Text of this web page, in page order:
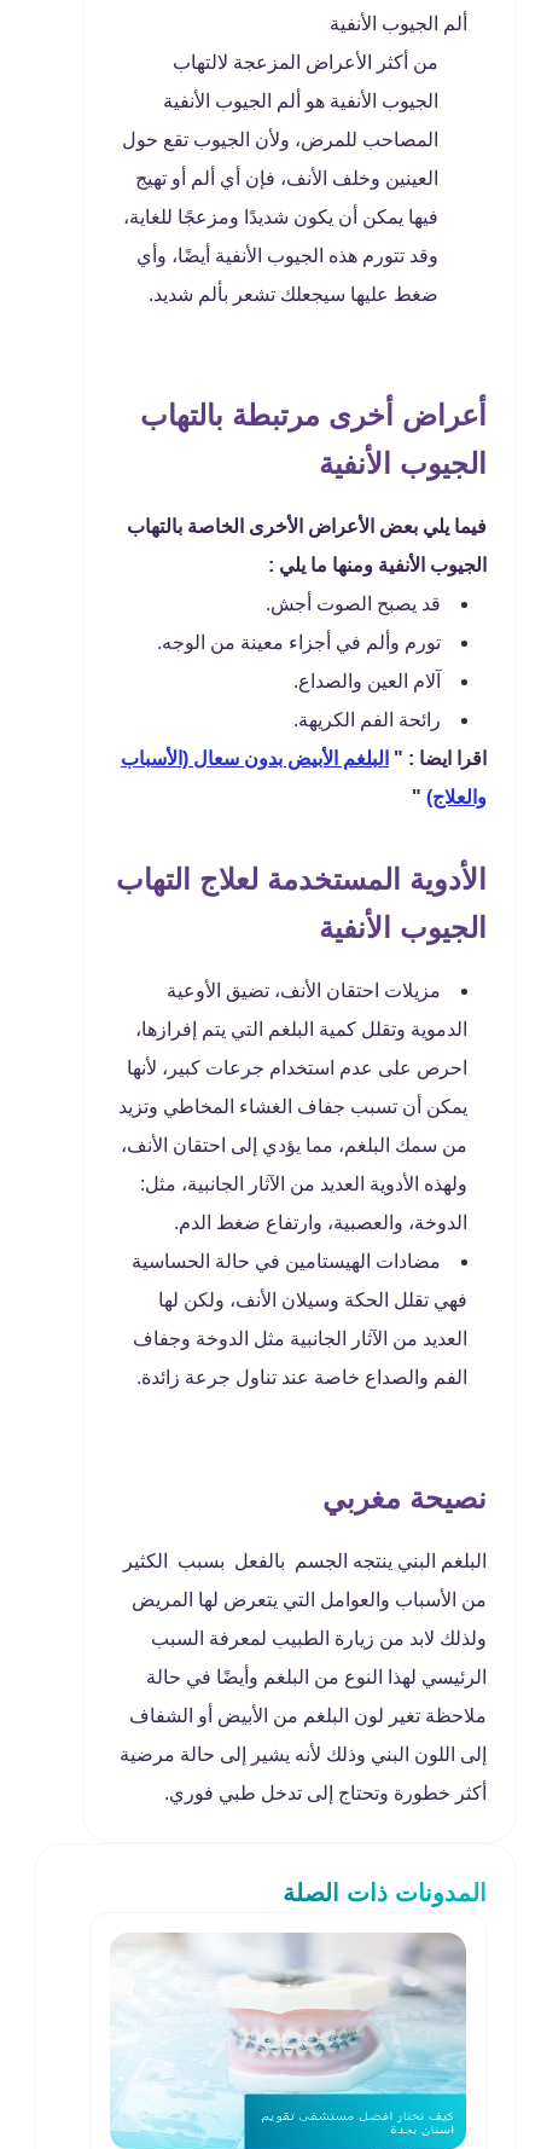
ألم الجيوب الأنفية
من أكثر الأعراض المزعجة لالتهاب
الجيوب الأنفية هو ألم الجيوب الأنفية
المصاحب للمرض، ولأن الجيوب تقع حول
العينين وخلف الأنف، فإن أي ألم أو تهيج
فيها يمكن أن يكون شديدًا ومزعجًا للغاية،
وقد تتورم هذه الجيوب الأنفية أيضًا، وأي
ضغط عليها سيجعلك تشعر بألم شديد.
أعراض أخرى مرتبطة بالتهاب
الجيوب الأنفية
فيما يلي بعض الأعراض الأخرى الخاصة بالتهاب
الجيوب الأنفية ومنها ما يلي :
قد يصبح الصوت أجش.
تورم وألم في أجزاء معينة من الوجه.
آلام العين والصداع.
رائحة الفم الكريهة.
اقرا ايضا : " البلغم الأبيض بدون سعال (الأسباب
والعلاج) "
الأدوية المستخدمة لعلاج التهاب
الجيوب الأنفية
مزيلات احتقان الأنف، تضيق الأوعية
الدموية وتقلل كمية البلغم التي يتم إفرازها،
احرص على عدم استخدام جرعات كبير، لأنها
يمكن أن تسبب جفاف الغشاء المخاطي وتزيد
من سمك البلغم، مما يؤدي إلى احتقان الأنف،
ولهذه الأدوية العديد من الآثار الجانبية، مثل:
الدوخة، والعصبية، وارتفاع ضغط الدم.
مضادات الهيستامين في حالة الحساسية
فهي تقلل الحكة وسيلان الأنف، ولكن لها
العديد من الآثار الجانبية مثل الدوخة وجفاف
الفم والصداع خاصة عند تناول جرعة زائدة.
نصيحة مغربي
البلغم البني ينتجه الجسم بالفعل بسبب الكثير
من الأسباب والعوامل التي يتعرض لها المريض
ولذلك لابد من زيارة الطبيب لمعرفة السبب
الرئيسي لهذا النوع من البلغم وأيضًا في حالة
ملاحظة تغير لون البلغم من الأبيض أو الشفاف
إلى اللون البني وذلك لأنه يشير إلى حالة مرضية
أكثر خطورة وتحتاج إلى تدخل طبي فوري.
المدونات ذات الصلة